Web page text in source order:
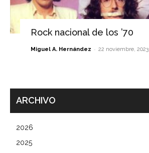
Rock nacional de los ’70
Miguel A. Hernández - 22 noviembre, 2023
ARCHIVO
2026
2025